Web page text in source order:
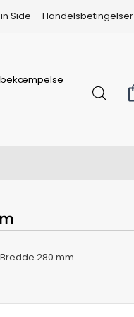
Side Handelsbetingelser
280 mm